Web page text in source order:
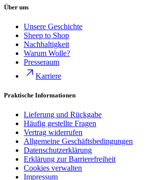
Über uns
Unsere Geschichte
Sheep to Shop
Nachhaltigkeit
Warum Wolle?
Presseraum
Karriere
Praktische Informationen
Lieferung und Rückgabe
Häufig gestellte Fragen
Vertrag widerrufen
Allgemeine Geschäftsbedingungen
Datenschutzerklärung
Erklärung zur Barrierefreiheit
Cookies verwalten
Impressum